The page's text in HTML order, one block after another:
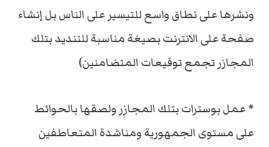
ونشرها على نطاق واسع للتيسير على الناس بل إنشاء
صفحة على الانترنت بصيغة مناسبة للتنديد بتلك
المجازر تجمع توقيعات المتضامنين)
* عمل بوسترات بتلك المجازر ولصقها بالحوائط
على مستوى الجمهورية ومناشدة المتعاطفين